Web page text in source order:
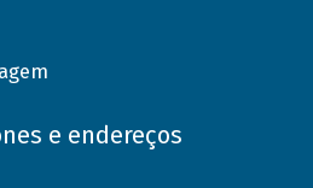
e endereços